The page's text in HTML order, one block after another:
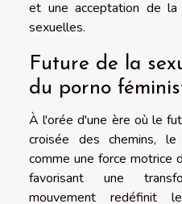
et une acceptation de la
sexuelles.
Future de la
du porno
À l'orée d'une ère où le
croisée des chemins,
comme une force motrice
favorisant une
mouvement redéfinit